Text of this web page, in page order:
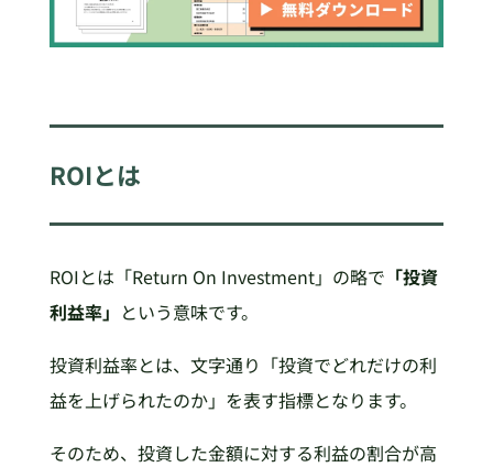
ROIとは
ROIとは「Return On Investment」の略で 「投資
利益率」 という意味です。
投資利益率とは、文字通り「投資でどれだけの利
益を上げられたのか」を表す指標となります。
そのため、投資した金額に対する利益の割合が高